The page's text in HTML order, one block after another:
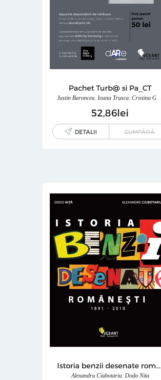
Pachet Turb@ si Pa_CT
Justin Baroncea, Ioana Trusca, Cristina Ginara
52 86lei
DETALII CUMPĂRĂ
Istoria benzii desenate romanesti
Alexandru Ciubotariu, Dodo Nita